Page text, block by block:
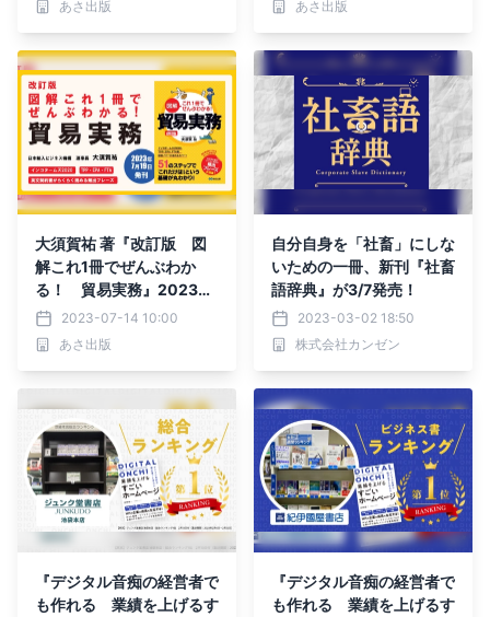
あさ出版
あさ出版
大須賀祐 著『改訂版 図
解これ1冊でぜんぶわか
る！ 貿易実務』2023年
7月19日刊行
2023-07-14 10:00
あさ出版
自分自身を「社畜」にしな
いための一冊、新刊『社畜
語辞典』が3/7発売！
2023-03-02 18:50
株式会社カンゼン
『デジタル音痴の経営者で
も作れる 業績を上げるす
『デジタル音痴の経営者で
も作れる 業績を上げるす